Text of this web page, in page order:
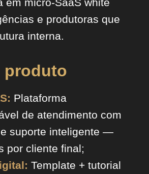
em micro-SaaS white
e produtoras que
interna.
produto
Plataforma
de atendimento com
suporte inteligente —
por cliente final;
Template + tutorial